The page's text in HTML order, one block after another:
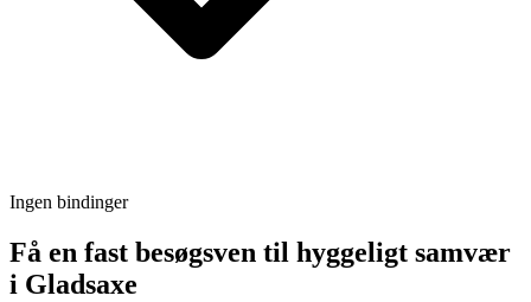
Ingen bindinger
Få en fast besøgsven til hyggeligt samvær
i Gladsaxe